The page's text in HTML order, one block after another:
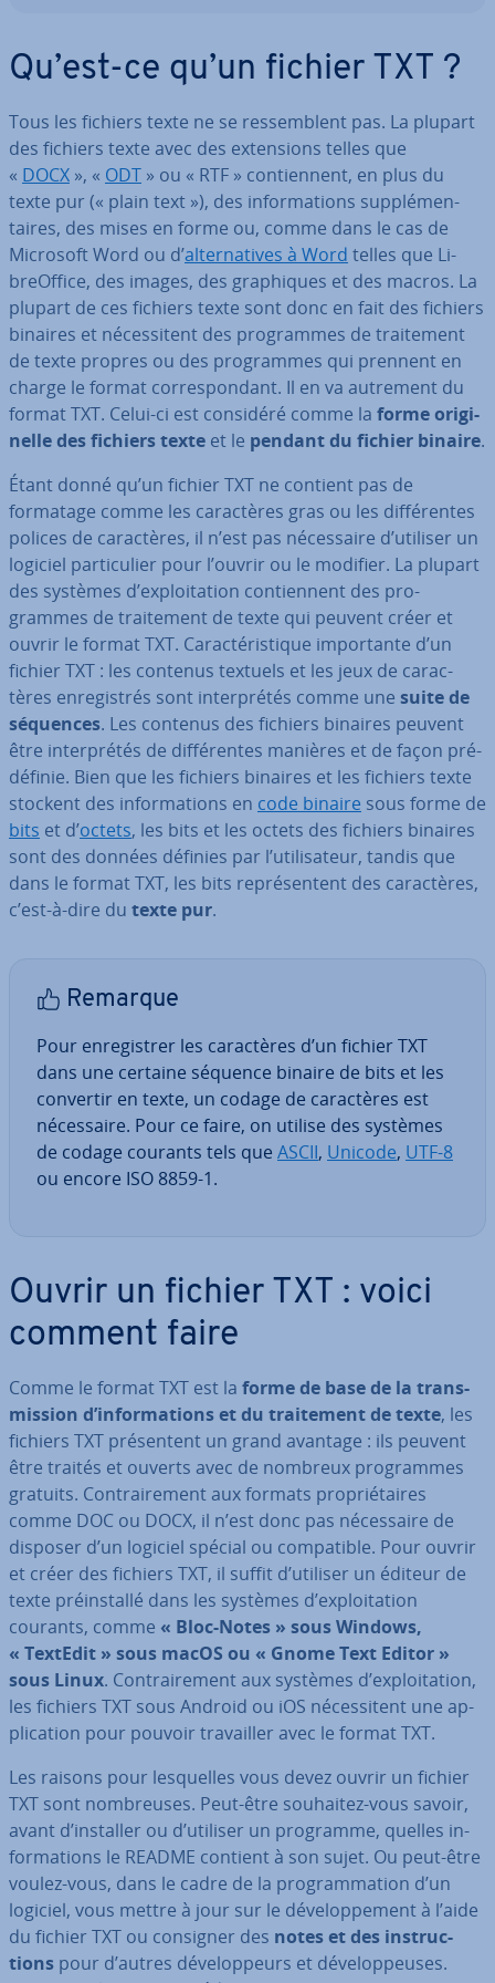
Qu’est-ce qu’un fichier TXT ?
Tous les fichiers texte ne se res­semblent pas. La plupart
des fichiers texte avec des ex­ten­sions telles que
« DOCX », « ODT » ou « RTF » con­tien­nent, en plus du
texte pur (« plain text »), des in­for­ma­tions sup­plé­men­
taires, des mises en forme ou, comme dans le cas de
Microsoft Word ou d’al­ter­na­tives à Word telles que Li­
breOf­fice, des images, des gra­phiques et des macros. La
plupart de ces fichiers texte sont donc en fait des fichiers
binaires et né­ces­si­tent des pro­grammes de trai­te­ment
de texte propres ou des pro­grammes qui prennent en
charge le format cor­res­pon­dant. Il en va autrement du
format TXT. Celui-ci est considéré comme la forme ori­gi­
nelle des fichiers texte et le pendant du fichier binaire.
Étant donné qu’un fichier TXT ne contient pas de
formatage comme les ca­rac­tères gras ou les dif­fé­rentes
polices de ca­rac­tères, il n’est pas né­ces­saire d’utiliser un
logiciel par­ti­cu­lier pour l’ouvrir ou le modifier. La plupart
des systèmes d’ex­ploi­ta­tion con­tien­nent des pro­
grammes de trai­te­ment de texte qui peuvent créer et
ouvrir le format TXT. Ca­rac­té­ris­tique im­por­tante d’un
fichier TXT : les contenus textuels et les jeux de ca­rac­
tères en­re­gis­trés sont in­ter­pré­tés comme une suite de
séquences. Les contenus des fichiers binaires peuvent
être in­ter­pré­tés de dif­fé­rentes manières et de façon pré­
dé­fi­nie. Bien que les fichiers binaires et les fichiers texte
stockent des in­for­ma­tions en code binaire sous forme de
bits et d’octets, les bits et les octets des fichiers binaires
sont des données définies par l’uti­li­sa­teur, tandis que
dans le format TXT, les bits re­pré­sen­tent des ca­rac­tères,
c’est-à-dire du texte pur.
Remarque
Pour en­re­gis­trer les ca­rac­tères d’un fichier TXT
dans une certaine séquence binaire de bits et les
convertir en texte, un codage de ca­rac­tères est
né­ces­saire. Pour ce faire, on utilise des systèmes
de codage courants tels que ASCII, Unicode, UTF-8
ou encore ISO 8859-1.
Ouvrir un fichier TXT : voici
comment faire
Comme le format TXT est la forme de base de la trans­
mis­sion d’in­for­ma­tions et du trai­te­ment de texte, les
fichiers TXT pré­sen­tent un grand avantage : ils peuvent
être traités et ouverts avec de nombreux pro­grammes
gratuits. Con­trai­re­ment aux formats pro­prié­taires
comme DOC ou DOCX, il n’est donc pas né­ces­saire de
disposer d’un logiciel spécial ou com­pa­tible. Pour ouvrir
et créer des fichiers TXT, il suffit d’utiliser un éditeur de
texte préins­tallé dans les systèmes d’ex­ploi­ta­tion
courants, comme « Bloc-Notes » sous Windows,
« TextEdit » sous macOS ou « Gnome Text Editor »
sous Linux. Con­trai­re­ment aux systèmes d’ex­ploi­ta­tion,
les fichiers TXT sous Android ou iOS né­ces­si­tent une ap­
pli­ca­tion pour pouvoir tra­vail­ler avec le format TXT.
Les raisons pour les­quelles vous devez ouvrir un fichier
TXT sont nom­breuses. Peut-être souhaitez-vous savoir,
avant d’installer ou d’utiliser un programme, quelles in­
for­ma­tions le README contient à son sujet. Ou peut-être
voulez-vous, dans le cadre de la pro­gram­ma­tion d’un
logiciel, vous mettre à jour sur le dé­ve­lop­pe­ment à l’aide
du fichier TXT ou consigner des notes et des ins­truc­
tions pour d’autres dé­ve­lop­peurs et dé­ve­lop­peuses.